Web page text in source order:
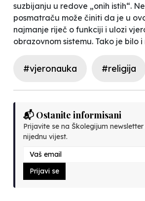
suzbijanju u redove „onih istih“.
posmatraču može činiti da je u
najmanje riječ o funkciji i ulozi
obrazovnom sistemu. Tako je bilo
#vjeronauka #religija
📬 Ostanite informisani
Prijavite se na Školegijum
nijednu vijest.
Prijavi se